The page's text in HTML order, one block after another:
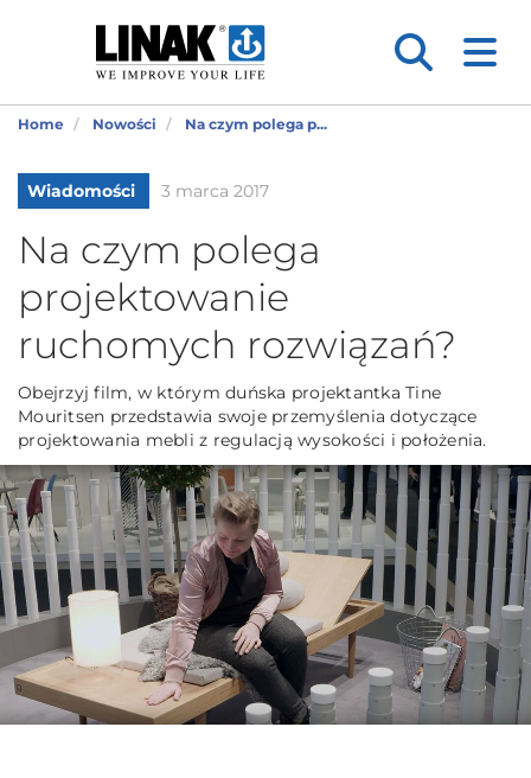
Home Nowości Na czym polega p...
Wiadomości 3 marca 2017
Na czym polega
projektowanie
ruchomych rozwiązań?
Obejrzyj film, w którym duńska projektantka Tine
Mouritsen przedstawia swoje przemyślenia dotyczące
projektowania mebli z regulacją wysokości i położenia.